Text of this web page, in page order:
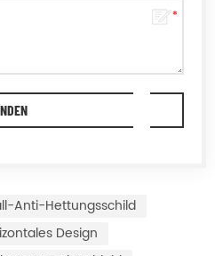
Anti-Hettungsschild
Design